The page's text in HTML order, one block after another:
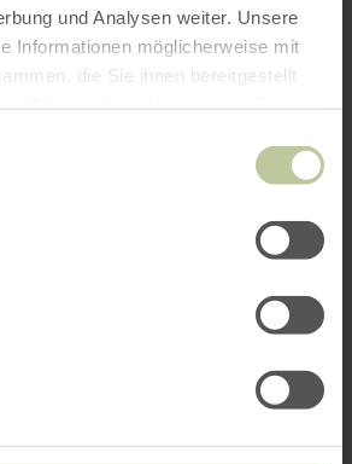
und Analysen weiter. Unsere
Informationen möglicherweise mit
die Sie ihnen bereitgestellt